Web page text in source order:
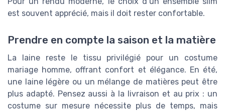
est souvent apprécié, mais il doit rester confortable.
Prendre en compte la saison et la matière
La laine reste le tissu privilégié pour un costume
mariage homme, offrant confort et élégance. En été,
une laine légère ou un mélange de matières peut être
plus adapté. Pensez aussi à la livraison et au prix : un
costume sur mesure nécessite plus de temps, mais